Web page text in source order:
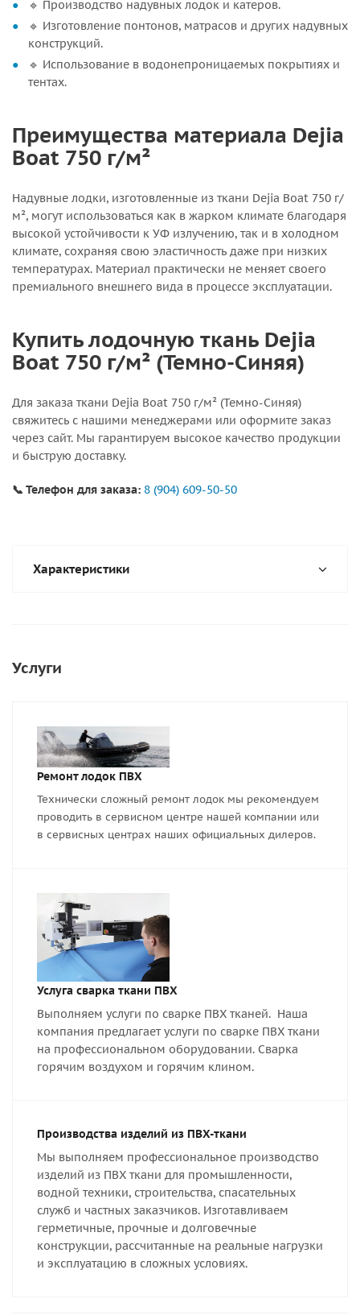
🔹 Производство надувных лодок и катеров.
🔹 Изготовление понтонов, матрасов и других надувных
конструкций.
🔹 Использование в водонепроницаемых покрытиях и
тентах.
Преимущества материала Dejia
Boat 750 г/м²
Надувные лодки, изготовленные из ткани Dejia Boat 750 г/
м², могут использоваться как в жарком климате благодаря
высокой устойчивости к УФ излучению, так и в холодном
климате, сохраняя свою эластичность даже при низких
температурах. Материал практически не меняет своего
премиального внешнего вида в процессе эксплуатации.
Купить лодочную ткань Dejia
Boat 750 г/м² (Темно-Синяя)
Для заказа ткани Dejia Boat 750 г/м² (Темно-Синяя)
свяжитесь с нашими менеджерами или оформите заказ
через сайт. Мы гарантируем высокое качество продукции
и быструю доставку.
📞 Телефон для заказа: 8 (904) 609-50-50
Характеристики
Услуги
Ремонт лодок ПВХ
Технически сложный ремонт лодок мы рекомендуем
проводить в сервисном центре нашей компании или
в сервисных центрах наших официальных дилеров.
Услуга сварка ткани ПВХ
Выполняем услуги по сварке ПВХ тканей. Наша
компания предлагает услуги по сварке ПВХ ткани
на профессиональном оборудовании. Сварка
горячим воздухом и горячим клином.
Производства изделий из ПВХ-ткани
Мы выполняем профессиональное производство
изделий из ПВХ ткани для промышленности,
водной техники, строительства, спасательных
служб и частных заказчиков. Изготавливаем
герметичные, прочные и долговечные
конструкции, рассчитанные на реальные нагрузки
и эксплуатацию в сложных условиях.